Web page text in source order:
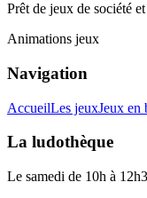
Prêt de jeux de société
Animations jeux
Navigation
AccueilLes jeuxJeux en
La ludothèque
Le samedi de 10h à